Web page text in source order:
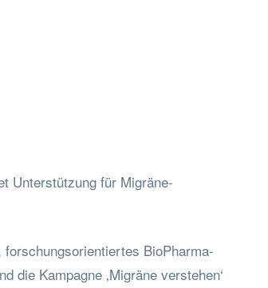
Unterstützung für Migräne-
BioPharma-
die Kampagne ‚Migräne verstehen‘